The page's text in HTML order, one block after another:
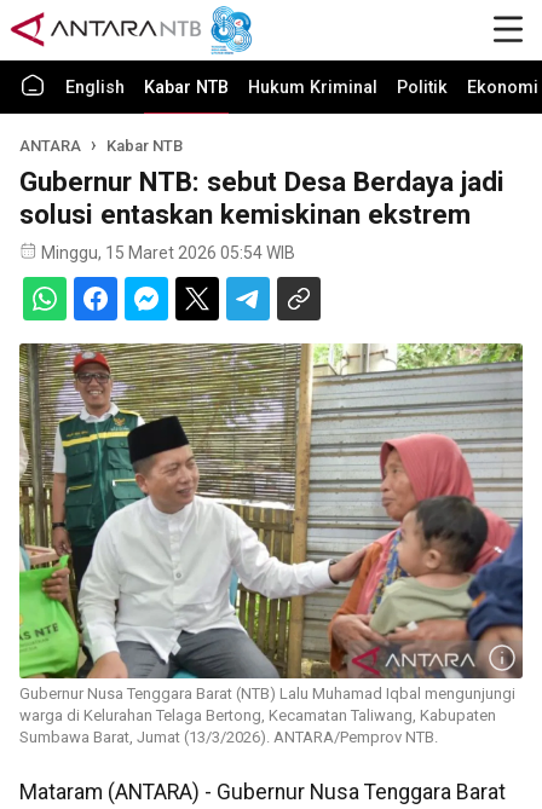
English Kabar NTB Hukum Kriminal Politik
ANTARA Kabar NTB
Gubernur NTB: sebut Desa Berdaya jadi
solusi entaskan kemiskinan ekstrem
Minggu, 15 Maret 2026 05:54 WIB
Gubernur Nusa Tenggara Barat (NTB) Lalu Muhamad Iqbal mengunjungi
warga di Kelurahan Telaga Bertong, Kecamatan Taliwang, Kabupaten
Sumbawa Barat, Jumat (13/3/2026). ANTARA/Pemprov NTB.
Mataram (ANTARA) - Gubernur Nusa Tenggara Barat